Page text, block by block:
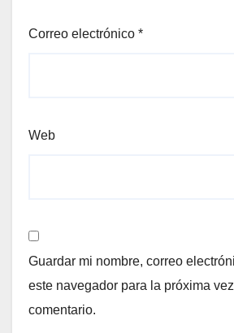
Correo electrónico *
Web
Guardar mi nombre, correo
este navegador para la próxima
comentario.